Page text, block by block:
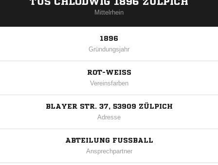
Mittelrhein
1896
Gründungsjahr
ROT-WEISS
Vereinsfarben
BLAYER STR. 37, 53909 ZÜLPICH
Adresse
ABTEILUNG FUSSBALL
Ansprechpartner